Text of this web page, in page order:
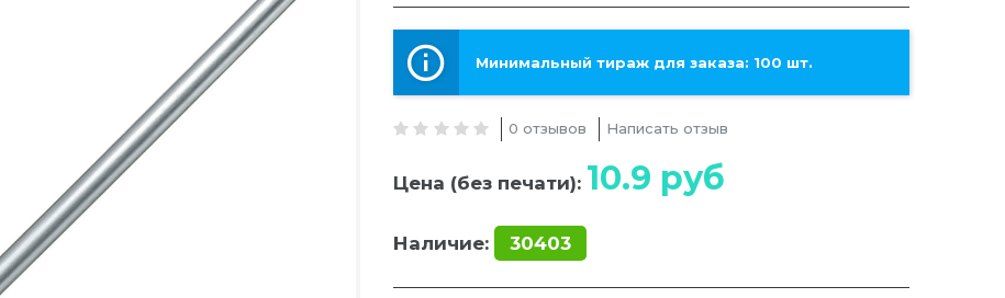
Минимальный тираж для заказа: 100 шт.
0 отзывов Написать отзыв
Цена (без печати): 10.9 руб
Наличие: 30403